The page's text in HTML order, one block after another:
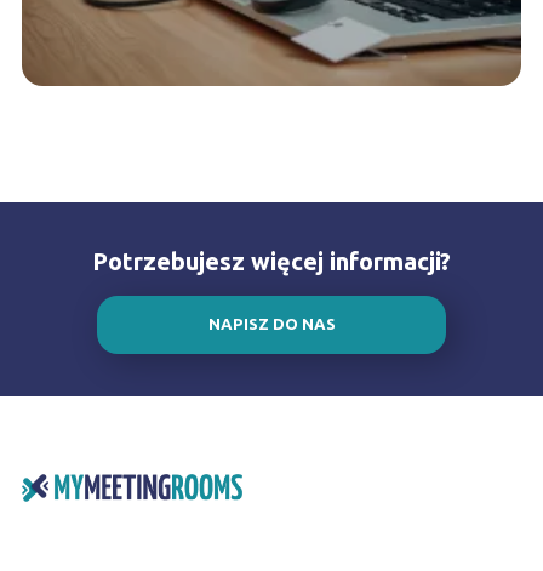
Potrzebujesz więcej informacji?
NAPISZ DO NAS